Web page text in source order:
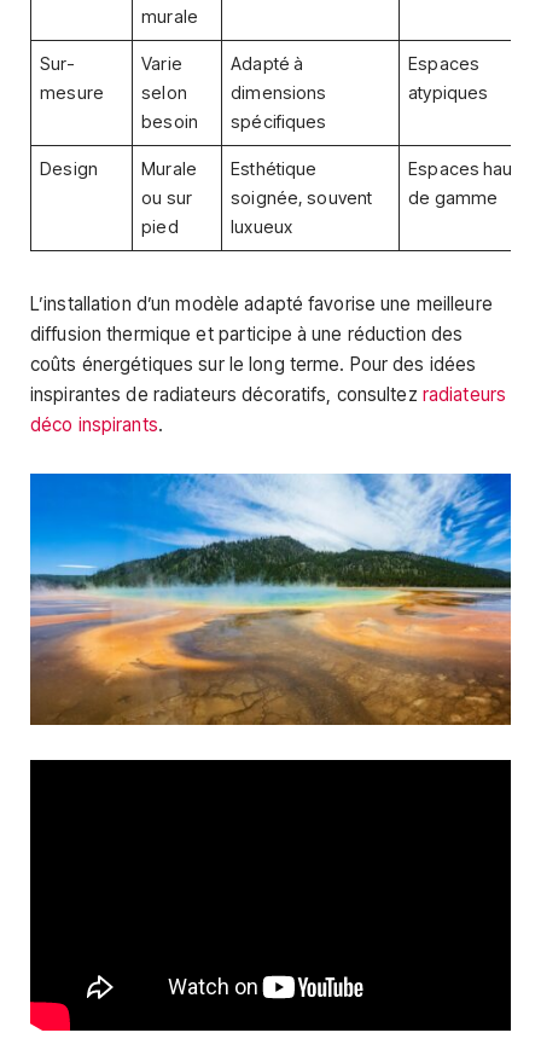
murale
Sur-
mesure
Varie
selon
besoin
Adapté à
dimensions
spécifiques
Espaces
atypiques
Design
Murale
ou sur
pied
Esthétique
soignée, souvent
luxueux
Espaces haut
de gamme
L’installation d’un modèle adapté favorise une meilleure
diffusion thermique et participe à une réduction des
coûts énergétiques sur le long terme. Pour des idées
inspirantes de radiateurs décoratifs, consultez radiateurs
déco inspirants.